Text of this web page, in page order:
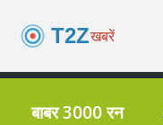
बाबर 3000 रन